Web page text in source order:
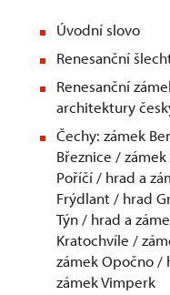
Úvodní slovo
Renesanční
Renesanční
architektury
Čechy: zámek
Březnice /
Poříčí / hrad a
Frýdlant / hrad
Týn / hrad a
Kratochvíle /
zámek Opočno /
zámek Vimperk